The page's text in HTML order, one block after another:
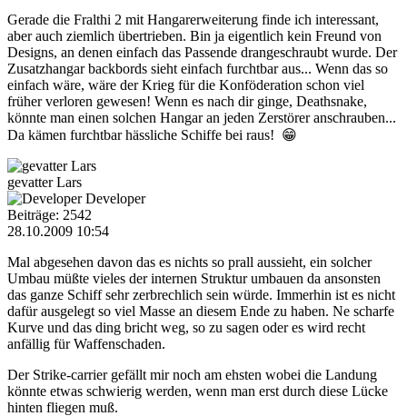
Gerade die Fralthi 2 mit Hangarerweiterung finde ich interessant,
aber auch ziemlich übertrieben. Bin ja eigentlich kein Freund von
Designs, an denen einfach das Passende drangeschraubt wurde. Der
Zusatzhangar backbords sieht einfach furchtbar aus... Wenn das so
einfach wäre, wäre der Krieg für die Konföderation schon viel
früher verloren gewesen! Wenn es nach dir ginge, Deathsnake,
könnte man einen solchen Hangar an jeden Zerstörer anschrauben...
Da kämen furchtbar hässliche Schiffe bei raus! 😁
gevatter Lars
Developer
Beiträge: 2542
28.10.2009 10:54
Mal abgesehen davon das es nichts so prall aussieht, ein solcher
Umbau müßte vieles der internen Struktur umbauen da ansonsten
das ganze Schiff sehr zerbrechlich sein würde. Immerhin ist es nicht
dafür ausgelegt so viel Masse an diesem Ende zu haben. Ne scharfe
Kurve und das ding bricht weg, so zu sagen oder es wird recht
anfällig für Waffenschaden.
Der Strike-carrier gefällt mir noch am ehsten wobei die Landung
könnte etwas schwierig werden, wenn man erst durch diese Lücke
hinten fliegen muß.